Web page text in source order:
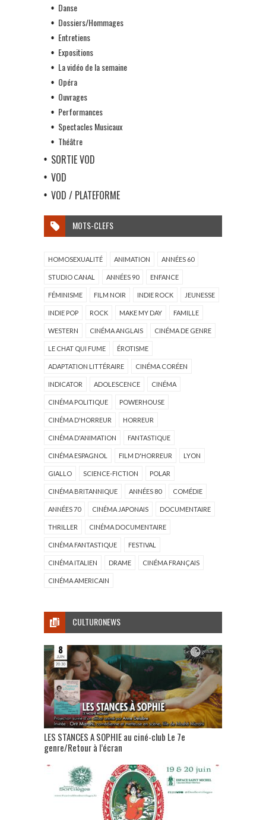
Danse
Dossiers/Hommages
Entretiens
Expositions
La vidéo de la semaine
Opéra
Ouvrages
Performances
Spectacles Musicaux
Théâtre
SORTIE VOD
VOD
VOD / PLATEFORME
MOTS-CLEFS
HOMOSEXUALITÉ ANIMATION ANNÉES 60
STUDIO CANAL ANNÉES 90 ENFANCE
FÉMINISME FILM NOIR INDIE ROCK JEUNESSE
INDIE POP ROCK MAKE MY DAY FAMILLE
WESTERN CINÉMA ANGLAIS CINÉMA DE GENRE
LE CHAT QUI FUME ÉROTISME
ADAPTATION LITTÉRAIRE CINÉMA CORÉEN
INDICATOR ADOLESCENCE CINÉMA
CINÉMA POLITIQUE POWERHOUSE
CINÉMA D'HORREUR HORREUR
CINÉMA D'ANIMATION FANTASTIQUE
CINÉMA ESPAGNOL FILM D'HORREUR LYON
GIALLO SCIENCE-FICTION POLAR
CINÉMA BRITANNIQUE ANNÉES 80 COMÉDIE
ANNÉES 70 CINÉMA JAPONAIS DOCUMENTAIRE
THRILLER CINÉMA DOCUMENTAIRE
CINÉMA FANTASTIQUE FESTIVAL
CINÉMA ITALIEN DRAME CINÉMA FRANÇAIS
CINÉMA AMERICAIN
CULTURONEWS
LES STANCES A SOPHIE au ciné-club Le 7e
genre/Retour à l’écran